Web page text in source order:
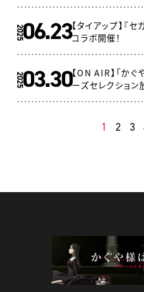
202506.23【タイアップ】『
コラボ開催！
202503.30【ON AIR】「かぐ
ーズセレクション
1 2 3